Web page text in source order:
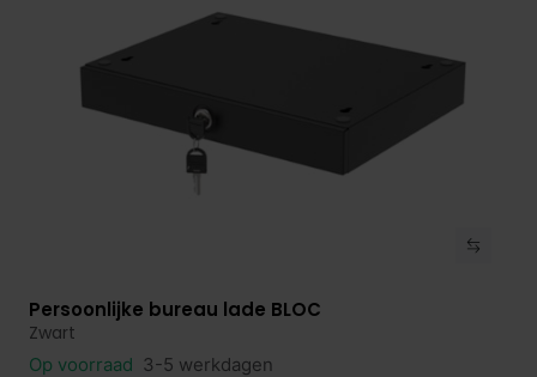
Bekijk product
Persoonlijke bureau lade BLOC
Zwart
Op voorraad 3-5 werkdagen